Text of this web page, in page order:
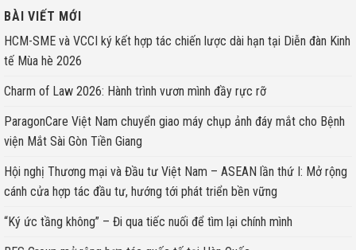
BÀI VIẾT MỚI
HCM-SME và VCCI ký kết hợp tác chiến lược dài hạn tại Diễn đàn Kinh
tế Mùa hè 2026
Charm of Law 2026: Hành trình vươn mình đầy rực rỡ
ParagonCare Việt Nam chuyển giao máy chụp ảnh đáy mắt cho Bệnh
viện Mắt Sài Gòn Tiền Giang
Hội nghị Thương mại và Đầu tư Việt Nam – ASEAN lần thứ I: Mở rộng
cánh cửa hợp tác đầu tư, hướng tới phát triển bền vững
“Ký ức tầng không” – Đi qua tiếc nuối để tìm lại chính mình